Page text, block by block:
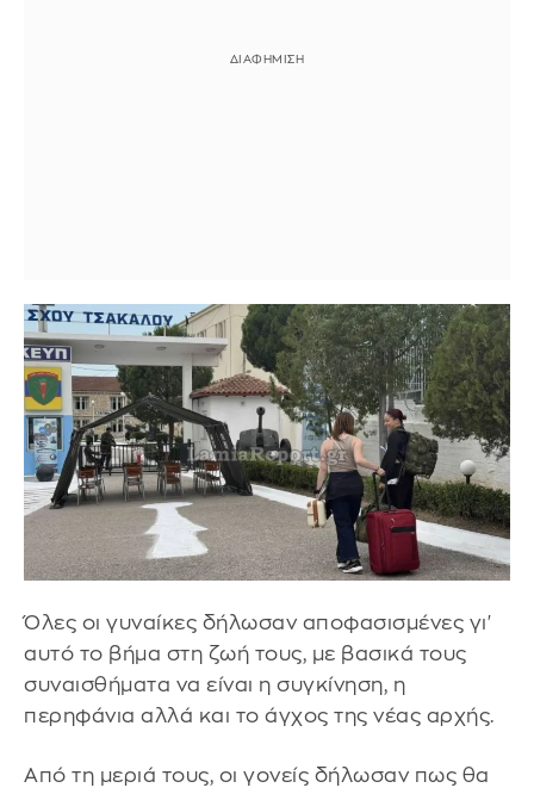
Όλες οι γυναίκες δήλωσαν αποφασισμένες γι'
αυτό το βήμα στη ζωή τους, με βασικά τους
συναισθήματα να είναι η συγκίνηση, η
περηφάνια αλλά και το άγχος της νέας αρχής.
Από τη μεριά τους, οι γονείς δήλωσαν πως θα